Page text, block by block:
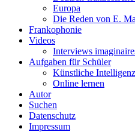
Europa
Die Reden von E.
Frankophonie
Videos
Interviews
Aufgaben für Schüler
Künstliche Intelligenz
Online lernen
Autor
Suchen
Datenschutz
Impressum